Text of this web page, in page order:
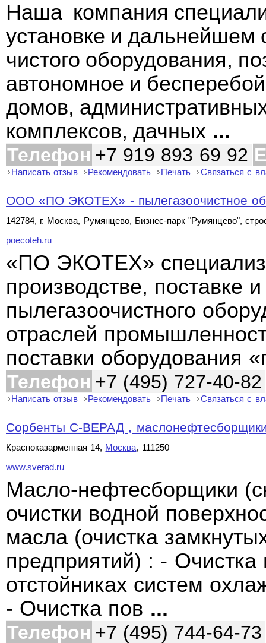
Наша компания
установке и дальнейшем
чистого оборудования,
автономное и
домов,
комплексов, дачных ...
Телефон +7 919 893 69 92
Написать отзыв Рекомендовать Печать Связаться с
ООО «ПО ЭКОТЕХ» - пылегазоочистное
142784, г. Москва, Румянцево, Бизнес-парк "Румянцево",
poecoteh.ru
«ПО ЭКОТЕХ»
производстве, поставке
пылегазоочистного
отраслей
поставки оборудования
Телефон +7 (495) 727-40-82
Написать отзыв Рекомендовать Печать Связаться с
Сорбенты С-ВЕРАД ,
Красноказарменная 14, Москва, 111250
www.sverad.ru
Масло-нефтесборщики
очистки водной
масла (очистка
предприятий) : -
отстойниках систем
- Очистка пов ...
Телефон +7 (495) 744-64-73